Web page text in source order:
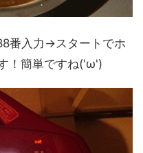
番入力→スタートでホ
！簡単ですね('ω')